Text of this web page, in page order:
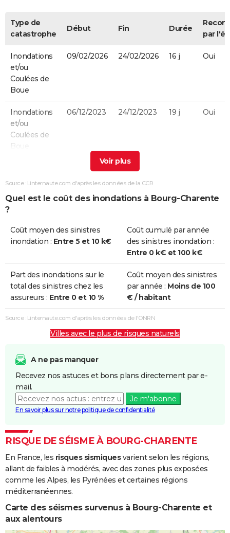
Type de
catastrophe
Début Fin Durée
par
Inondations
et/ou
Coulées de
Boue
09/02/2026 24/02/2026 16 j Oui
Inondations
et/ou
Coulées de
Boue
06/12/2023 24/12/2023 19 j Oui
et/ou
Boue
03/02/2021 09/02/2021
et/ou
Coulées de
Inondations
et/ou
Coulées de
Boue
30/12/1993 15/01/1994 17 j Oui
Inondations
Coulées de
08/12/1982 31/12/1982 24 j
Source : Linternaute.com d'après les données de la CCR
Quel est le coût des inondations à Bourg-Charente
?
Coût moyen des sinistres
inondation : Entre 5 et 10 k€
Coût cumulé par année
des sinistres inondation :
Entre 0 k€ et 100 k€
Part des inondations sur le
total des sinistres chez les
assureurs : Entre 0 et 10 %
Coût moyen des sinistres
par année : Moins de 100
€ / habitant
Source : Linternaute.com d'après les données de l'ONRN
Villes avec le plus de risques naturels
A ne pas manquer
Recevez nos astuces et bons plans directement par e-
mail.
Je m'abonne
En savoir plus sur notre politique de confidentialité
RISQUE DE SÉISME À BOURG-CHARENTE
En France, les risques sismiquesvarient selon les régions,
allant de faibles à modérés, avec des zones plus exposées
comme les Alpes, les Pyrénées et certaines régions
méditerranéennes.
Carte des séismes survenus à Bourg-Charente et
aux alentours